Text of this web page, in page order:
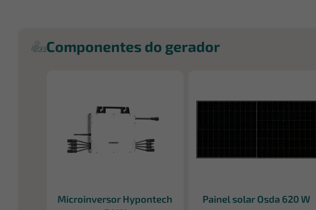
Componentes do gerador
Microinversor Hypontech
Painel solar Osda 620 W